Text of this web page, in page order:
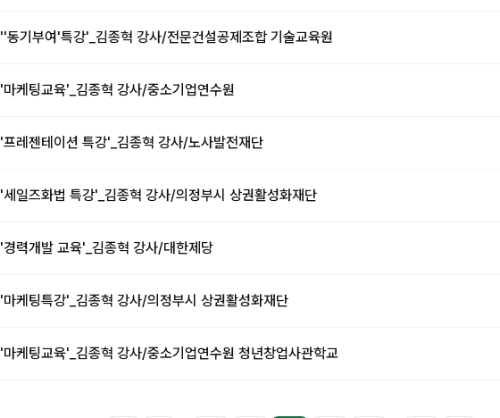
''동기부여'특강'_김종혁 강사/전문건설공제조합 기술교육원
'마케팅교육'_김종혁 강사/중소기업연수원
'프레젠테이션 특강'_김종혁 강사/노사발전재단
'세일즈화법 특강'_김종혁 강사/의정부시 상권활성화재단
'경력개발 교육'_김종혁 강사/대한제당
'마케팅특강'_김종혁 강사/의정부시 상권활성화재단
'마케팅교육'_김종혁 강사/중소기업연수원 청년창업사관학교